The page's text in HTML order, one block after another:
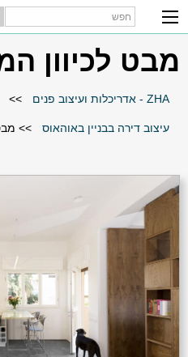
מבט לכיוון
ZHA - אדריכלות ועיצוב פנים >>
עיצוב דירה בבניין באוהאוס >>